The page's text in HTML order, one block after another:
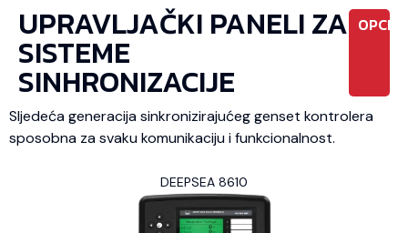
UPRAVLJAČKI PANELI ZA
SISTEME
SINHRONIZACIJE
Sljedeća generacija sinkronizirajućeg genset kontrolera
sposobna za svaku komunikaciju i funkcionalnost.
DEEPSEA 8610